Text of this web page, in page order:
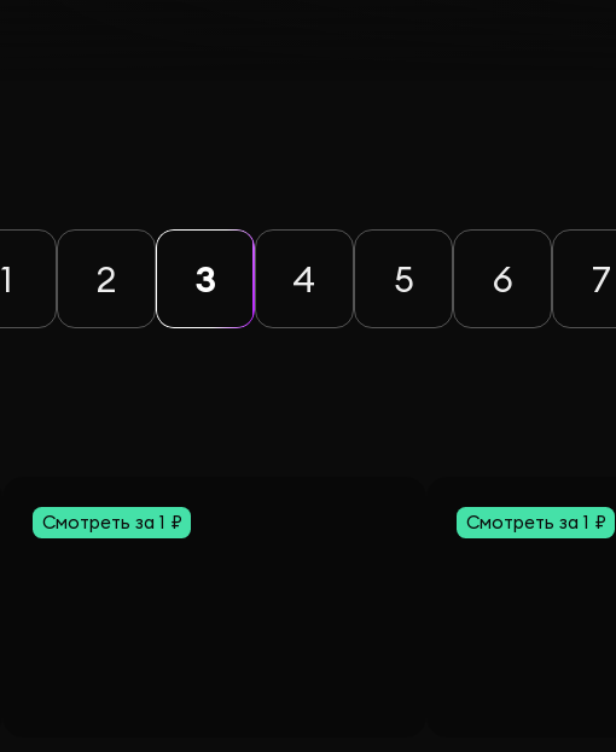
1 2 3 4 5 6 7
Смотреть за 1 ₽ Смотреть за 1 ₽